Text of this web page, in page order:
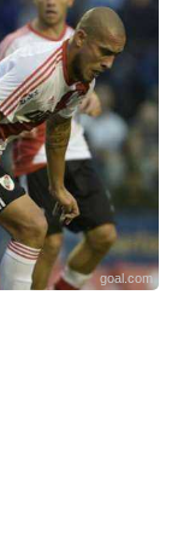
goal.com